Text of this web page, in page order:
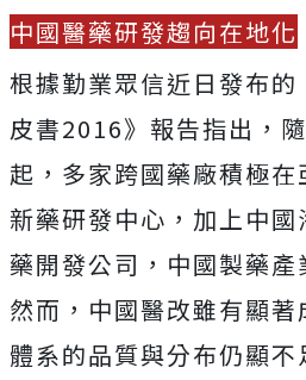
中國醫藥研發趨向在地化
根據勤業眾信近日發布的
皮書2016》報告指出，
起，多家跨國藥廠積極
新藥研發中心，加上中
藥開發公司，中國製藥產
然而，中國醫改雖有顯
體系的品質與分布仍顯